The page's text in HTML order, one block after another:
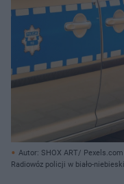
Autor: SHOX ART/ Pexels.com
Radiowóz policji w biało-